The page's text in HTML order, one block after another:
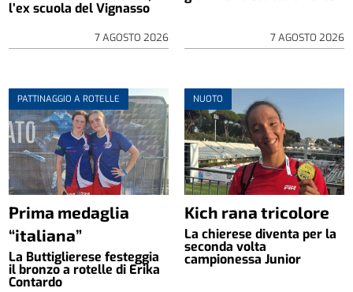
l’ex scuola del Vignasso
7 AGOSTO 2026 7 AGOSTO 2026
PATTINAGGIO A ROTELLE
Prima medaglia
“italiana”
La Buttiglierese festeggia
il bronzo a rotelle di Erika
Contardo
NUOTO
Kich rana tricolore
La chierese diventa per la
seconda volta
campionessa Junior